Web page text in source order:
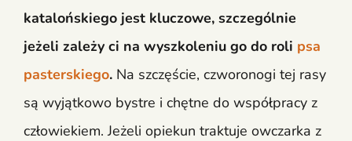
katalońskiego jest kluczowe, szczególnie
jeżeli zależy ci na wyszkoleniu go do roli psa
pasterskiego. Na szczęście, czworonogi tej rasy
są wyjątkowo bystre i chętne do współpracy z
człowiekiem. Jeżeli opiekun traktuje owczarka z